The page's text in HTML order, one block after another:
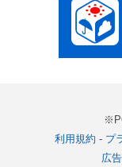
利用規約 - プ
広